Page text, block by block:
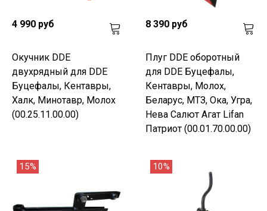
4 990 руб
Окучник DDE
двухрядный для DDE
Буцефалы, Кентавры,
Халк, Минотавр, Молох
(00.25.11.00.00)
8 390 руб
Плуг DDE оборотный
для DDE Буцефалы,
Кентавры, Молох,
Беларус, МТЗ, Ока, Угра,
Нева Салют Агат Lifan
Патриот (00.01.70.00.00)
15% 10%